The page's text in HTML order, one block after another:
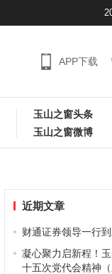
APP下载
玉山之窗头条
玉山之窗微博
近期文章
财通证券领导一行
凝心聚力启新程！
十五次党代会精神（